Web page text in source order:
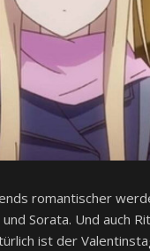
romantischer
Sorata. Und auch
ist der